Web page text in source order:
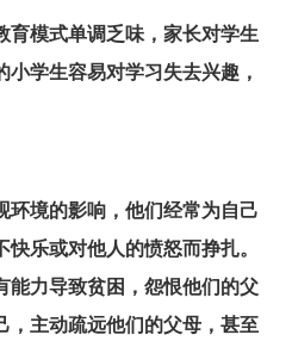
育模式单调乏味，家长对学生
学生容易对学习失去兴趣，
环境的影响，他们经常为自己
乐或对他人的愤怒而挣扎。
能力导致贫困，怨恨他们的父
，主动疏远他们的父母，甚至